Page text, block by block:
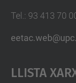
Tel.: 93 413 70
Llista